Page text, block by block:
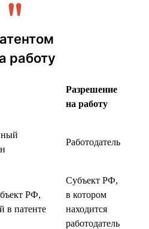
работу
Разрешение
на работу
Работодатель
РФ,
в патенте
Субъект РФ,
в котором
находится
работодатель